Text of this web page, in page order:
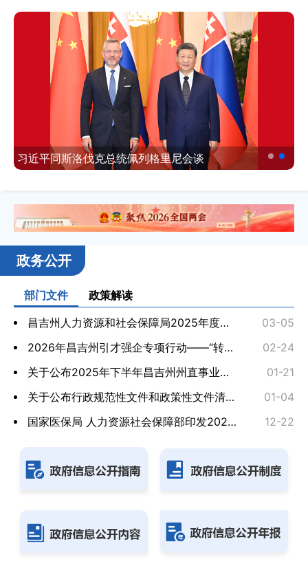
习近平同斯洛伐克总统佩列格里尼会谈
政务公开
部门文件
政策解读
昌吉州人力资源和社会保障局2025年度法治政府建设工...
03-05
2026年昌吉州引才强企专项行动——“转化型技术人才...
02-24
关于公布2025年下半年昌吉州州直事业单位引进急需紧...
01-21
关于公布行政规范性文件和政策性文件清理结果的公告
01-04
国家医保局 人力资源社会保障部印发2025年版国家基...
12-22